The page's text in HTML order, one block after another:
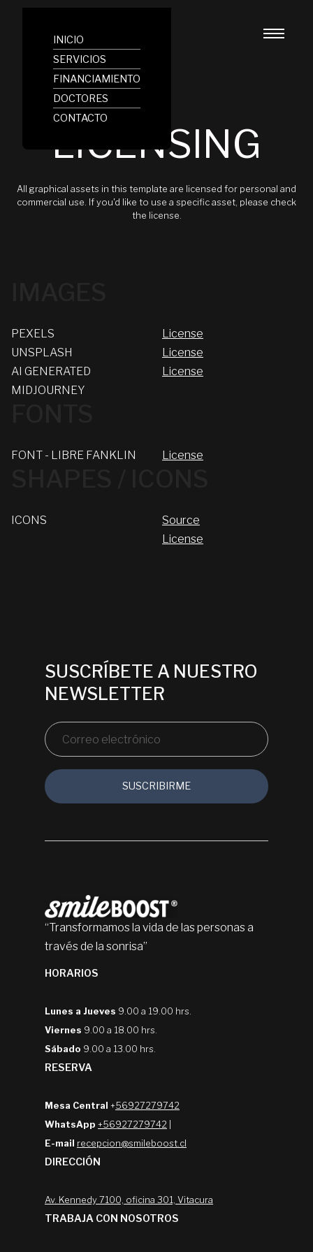
INICIO
SERVICIOS
FINANCIAMIENTO
DOCTORES
CONTACTO
LICENSING
All graphical assets in this template are licensed for personal and
commercial use. If you'd like to use a specific asset, please check
the license.
PEXELS
License
UNSPLASH
License
AI GENERATED
MIDJOURNEY
License
FONT - LIBRE FANKLIN License
ICONS
Source
License
SUSCRÍBETE A NUESTRO
NEWSLETTER
“Transformamos la vida de las personas a
través de la sonrisa”
HORARIOS
Lunes a Jueves 9.00 a 19.00 hrs.
Viernes 9.00 a 18.00 hrs.
Sábado 9.00 a 13.00 hrs.
RESERVA
Mesa Central +56927279742
WhatsApp +56927279742
E-mail recepcion@smileboost.cl
DIRECCIÓN
Av. Kennedy 7100, oficina 301, Vitacura
TRABAJA CON NOSOTROS